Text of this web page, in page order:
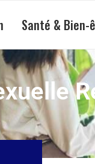
Santé & Bien-